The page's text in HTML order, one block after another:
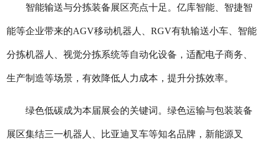
智能输送与分拣装备展区亮点十足。亿库智能、智捷智
能等企业带来的AGV移动机器人、RGV有轨输送小车、智能
分拣机器人、视觉分拣系统等自动化设备，适配电子商务、
生产制造等场景，有效降低人力成本，提升分拣效率。
绿色低碳成为本届展会的关键词。绿色运输与包装装备
展区集结三一机器人、比亚迪叉车等知名品牌，新能源叉